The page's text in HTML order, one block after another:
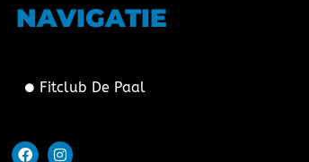
NAVIGATIE
Fitclub De Paal